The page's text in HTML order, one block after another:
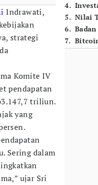
Indrawati,
strategi
Komite IV
pendapatan
triliun.
yang
Sering dalam
ujar Sri
4.
5. Nilai
6.
7.